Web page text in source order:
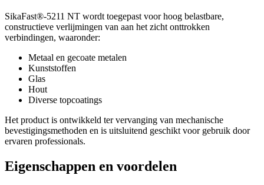
SikaFast®-5211 NT wordt toegepast voor hoog belastbare,
constructieve verlijmingen van aan het zicht onttrokken
verbindingen, waaronder:
Metaal en gecoate metalen
Kunststoffen
Glas
Hout
Diverse topcoatings
Het product is ontwikkeld ter vervanging van mechanische
bevestigingsmethoden en is uitsluitend geschikt voor gebruik door
ervaren professionals.
Eigenschappen en voordelen